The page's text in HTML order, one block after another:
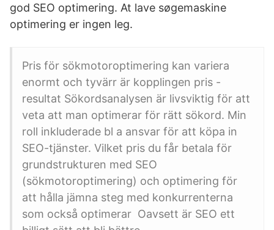
god SEO optimering. At lave søgemaskine
optimering er ingen leg.
Pris för sökmotoroptimering kan variera
enormt och tyvärr är kopplingen pris -
resultat Sökordsanalysen är livsviktig för att
veta att man optimerar för rätt sökord. Min
roll inkluderade bl a ansvar för att köpa in
SEO-tjänster. Vilket pris du får betala för
grundstrukturen med SEO
(sökmotoroptimering) och optimering för
att hålla jämna steg med konkurrenterna
som också optimerar Oavsett är SEO ett